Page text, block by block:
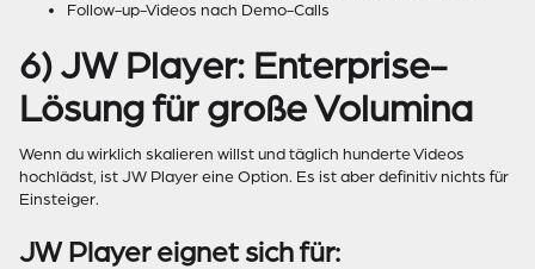
Follow-up-Videos nach Demo-Calls
6) JW Player: Enterprise-
Lösung für große Volumina
Wenn du wirklich skalieren willst und täglich hunderte Videos
hochlädst, ist JW Player eine Option. Es ist aber definitiv nichts für
Einsteiger.
JW Player eignet sich für: